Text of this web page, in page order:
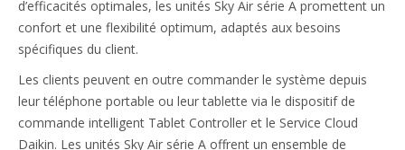
d’efficacités optimales, les unités Sky Air série A promettent un
confort et une flexibilité optimum, adaptés aux besoins
spécifiques du client.
Les clients peuvent en outre commander le système depuis
leur téléphone portable ou leur tablette via le dispositif de
commande intelligent Tablet Controller et le Service Cloud
Daikin. Les unités Sky Air série A offrent un ensemble de